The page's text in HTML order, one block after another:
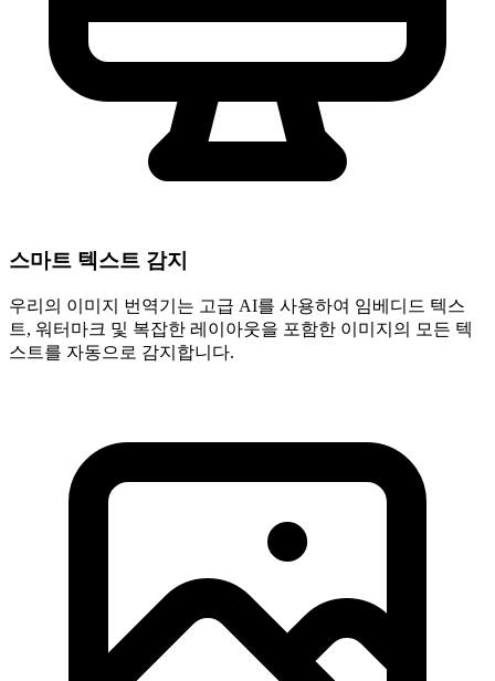
스마트 텍스트 감지
우리의 이미지 번역기는 고급 AI를 사용하여 임베디드 텍스
트, 워터마크 및 복잡한 레이아웃을 포함한 이미지의 모든 텍
스트를 자동으로 감지합니다.